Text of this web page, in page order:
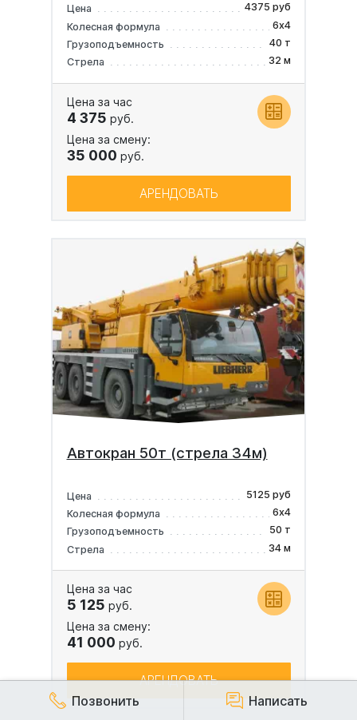
Цена
4375 руб
Колесная формула
6х4
Грузоподъемность
40 т
Стрела
32 м
Цена за час
4 375 руб.
Цена за смену:
35 000 руб.
АРЕНДОВАТЬ
Автокран 50т (стрела 34м)
Цена
5125 руб
Колесная формула
6х4
Грузоподъемность
50 т
Стрела
34 м
Цена за час
5 125 руб.
Цена за смену:
41 000 руб.
АРЕНДОВАТЬ
Позвонить Написать